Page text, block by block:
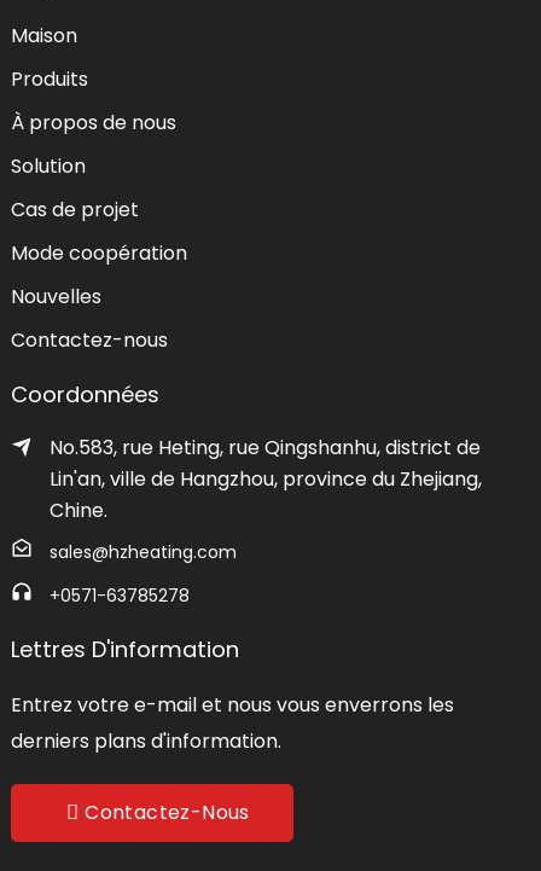
Maison
Produits
À propos de nous
Solution
Cas de projet
Mode coopération
Nouvelles
Contactez-nous
Coordonnées
No.583, rue Heting, rue Qingshanhu, district de
Lin'an, ville de Hangzhou, province du Zhejiang,
Chine.
sales@hzheating.com
+0571-63785278
Lettres D'information
Entrez votre e-mail et nous vous enverrons les
derniers plans d'information.
Contactez-Nous